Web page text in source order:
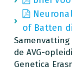
of Batten
de AVG-
Genetica